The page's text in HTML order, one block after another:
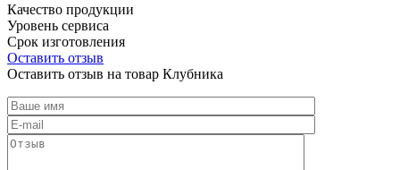
Качество продукции
Уровень сервиса
Срок изготовления
Оставить отзыв
Оставить отзыв на товар Клубника